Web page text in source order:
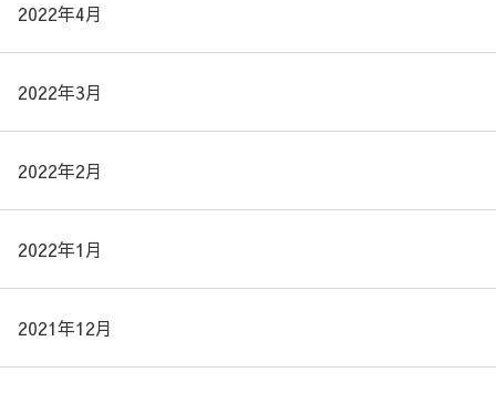
2022年4月
2022年3月
2022年2月
2022年1月
2021年12月